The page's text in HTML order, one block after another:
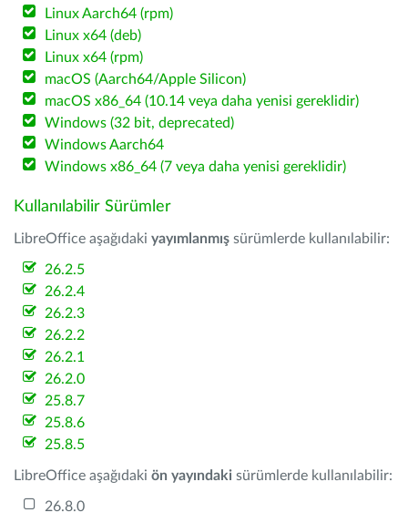
Linux Aarch64 (rpm)
Linux x64 (deb)
Linux x64 (rpm)
macOS (Aarch64/Apple Silicon)
macOS x86_64 (10.14 veya daha yenisi gereklidir)
Windows (32 bit, deprecated)
Windows Aarch64
Windows x86_64 (7 veya daha yenisi gereklidir)
Kullanılabilir Sürümler
LibreOffice aşağıdaki yayımlanmış sürümlerde kullanılabilir:
26.2.5
26.2.4
26.2.3
26.2.2
26.2.1
26.2.0
25.8.7
25.8.6
25.8.5
LibreOffice aşağıdaki ön yayındaki sürümlerde kullanılabilir:
26.8.0